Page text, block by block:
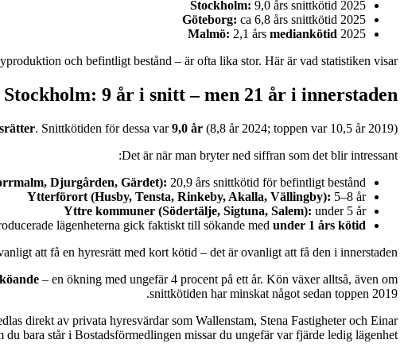
Stockholm: 9,0 års snittkötid 2025
Göteborg: ca 6,8 års snittkötid 2025
Malmö: 2,1 års mediankötid 2025
och befintligt bestånd – är ofta lika stor. Här är vad statistiken visar.
Stockholm: 9 år i snitt – men 21 år i innerstaden
. Snittkötiden för dessa var9,0 år (8,8 år 2024; toppen var 10,5 år 2019).
Det är när man bryter ned siffran som det blir intressant:
Djurgården, Gärdet): 20,9 års snittkötid för befintligt bestånd
Ytterförort (Husby, Tensta, Rinkeby, Akalla, Vällingby): 5–8 år
Yttre kommuner (Södertälje, Sigtuna, Salem): under 5 år
lägenheterna gick faktiskt till sökande med under 1 års kötid
att få en hyresrätt med kort kötid – det är ovanligt att få den i innerstaden.
– en ökning med ungefär 4 procent på ett år. Kön växer alltså, även om
snittkötiden har minskat något sedan toppen 2019.
direkt av privata hyresvärdar som Wallenstam, Stena Fastigheter och Einar
du bara står i Bostadsförmedlingen missar du ungefär var fjärde ledig lägenhet.